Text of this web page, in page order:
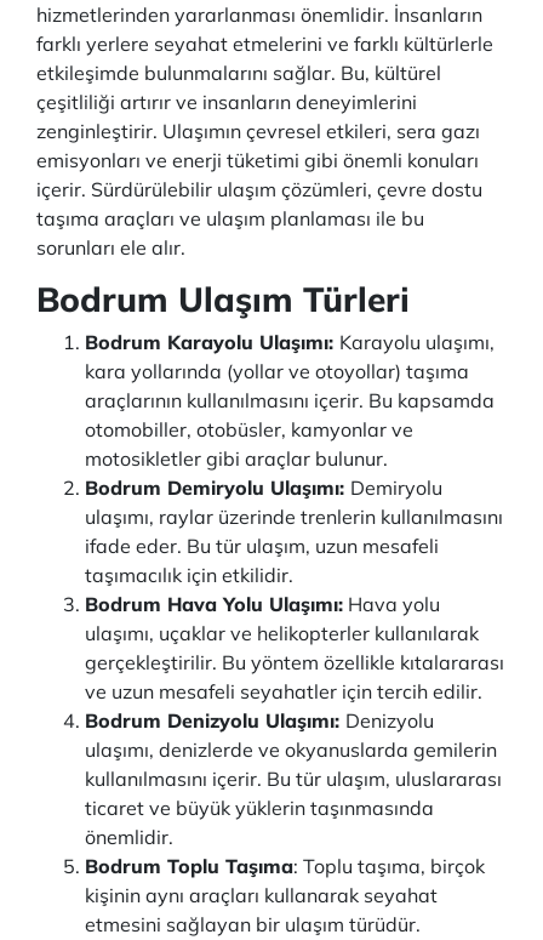
hizmetlerinden yararlanması önemlidir. İnsanların
farklı yerlere seyahat etmelerini ve farklı kültürlerle
etkileşimde bulunmalarını sağlar. Bu, kültürel
çeşitliliği artırır ve insanların deneyimlerini
zenginleştirir. Ulaşımın çevresel etkileri, sera gazı
emisyonları ve enerji tüketimi gibi önemli konuları
içerir. Sürdürülebilir ulaşım çözümleri, çevre dostu
taşıma araçları ve ulaşım planlaması ile bu
sorunları ele alır.
Bodrum Ulaşım Türleri
Bodrum Karayolu Ulaşımı: Karayolu ulaşımı,
kara yollarında (yollar ve otoyollar) taşıma
araçlarının kullanılmasını içerir. Bu kapsamda
otomobiller, otobüsler, kamyonlar ve
motosikletler gibi araçlar bulunur.
Bodrum Demiryolu Ulaşımı: Demiryolu
ulaşımı, raylar üzerinde trenlerin kullanılmasını
ifade eder. Bu tür ulaşım, uzun mesafeli
taşımacılık için etkilidir.
Bodrum Hava Yolu Ulaşımı: Hava yolu
ulaşımı, uçaklar ve helikopterler kullanılarak
gerçekleştirilir. Bu yöntem özellikle kıtalararası
ve uzun mesafeli seyahatler için tercih edilir.
Bodrum Denizyolu Ulaşımı: Denizyolu
ulaşımı, denizlerde ve okyanuslarda gemilerin
kullanılmasını içerir. Bu tür ulaşım, uluslararası
ticaret ve büyük yüklerin taşınmasında
önemlidir.
Bodrum Toplu Taşıma: Toplu taşıma, birçok
kişinin aynı araçları kullanarak seyahat
etmesini sağlayan bir ulaşım türüdür.